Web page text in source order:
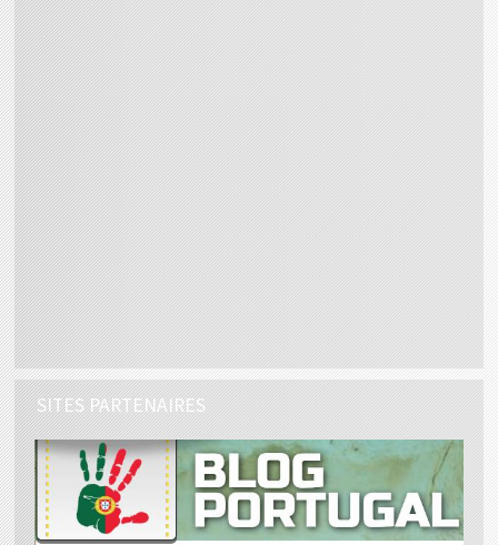
SITES PARTENAIRES